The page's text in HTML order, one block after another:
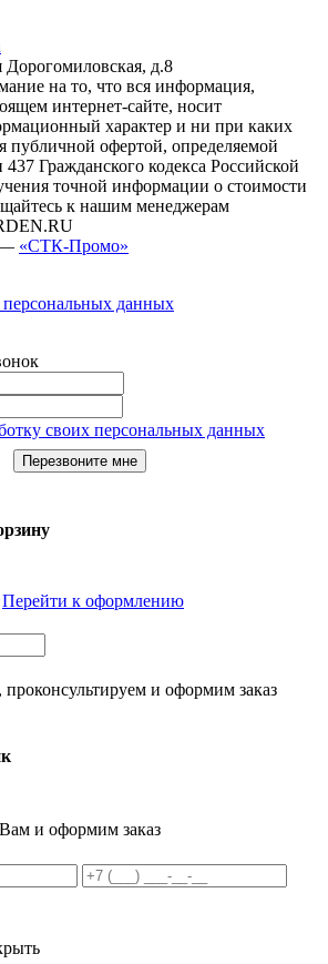
д.8
на то, что вся информация,
интернет-сайте, носит
характер и ни при каких
публичной офертой, определяемой
Гражданского кодекса Российской
точной информации о стоимости
к нашим менеджерам
— «СТК-Промо»
данных
своих персональных данных
Перезвоните мне
Перейти к оформлению
и оформим заказ
и оформим заказ